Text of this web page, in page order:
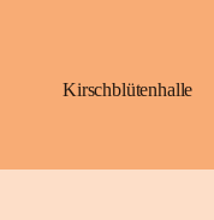
Kirschblütenhalle